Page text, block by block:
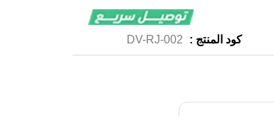
كود المنتج : DV-RJ-002